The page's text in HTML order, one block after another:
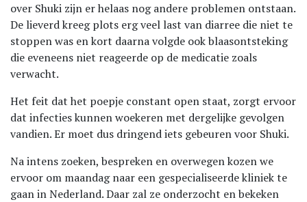
over Shuki zijn er helaas nog andere problemen ontstaan.
De lieverd kreeg plots erg veel last van diarree die niet te
stoppen was en kort daarna volgde ook blaasontsteking
die eveneens niet reageerde op de medicatie zoals
verwacht.
Het feit dat het poepje constant open staat, zorgt ervoor
dat infecties kunnen woekeren met dergelijke gevolgen
vandien. Er moet dus dringend iets gebeuren voor Shuki.
Na intens zoeken, bespreken en overwegen kozen we
ervoor om maandag naar een gespecialiseerde kliniek te
gaan in Nederland. Daar zal ze onderzocht en bekeken